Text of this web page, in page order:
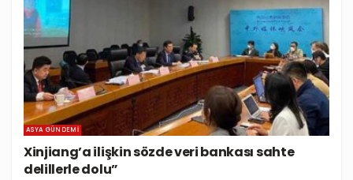
ASYA GÜNDEMI
Xinjiang’a ilişkin sözde veri bankası sahte
delillerle dolu”